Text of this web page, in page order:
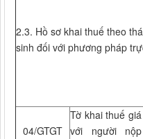
2.3. Hồ sơ khai thuế theo
sinh đối với phương pháp
04/GTGT
Tờ khai thuế
với người